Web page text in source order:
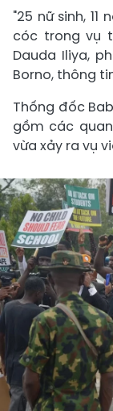
"25 nữ sinh,
cóc trong vụ
Dauda Iliya,
Borno, thông
Thống đốc
gồm các
vừa xảy ra vụ